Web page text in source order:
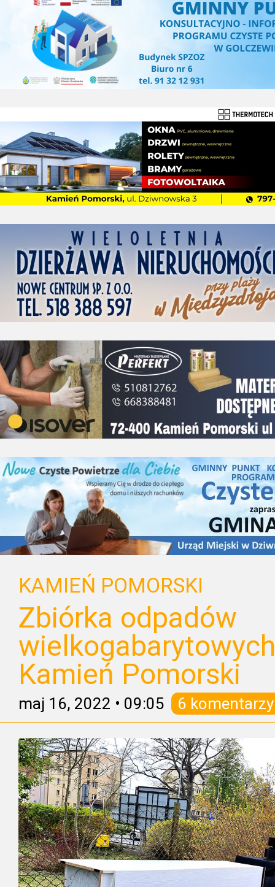
KAMIEŃ POMORSKI
Zbiórka odpadów
Kamień Pomorski
maj 16, 2022 • 09:05 6 komentarzy